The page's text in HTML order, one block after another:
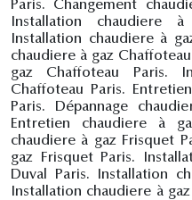
Paris. Changement
Installation chaudiere
Installation chaudiere à
chaudiere à gaz
gaz Chaffoteau Paris.
Chaffoteau Paris.
Paris. Dépannage
Entretien chaudiere à
chaudiere à gaz Frisquet
gaz Frisquet Paris.
Duval Paris. Installation
Installation chaudiere à